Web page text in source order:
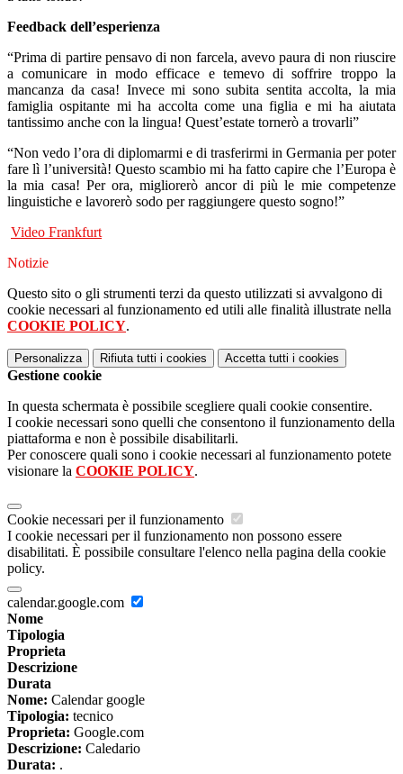
Feedback dell’esperienza
“Prima di partire pensavo di non farcela, avevo paura di non riuscire
a comunicare in modo efficace e temevo di soffrire troppo la
mancanza da casa! Invece mi sono subita sentita accolta, la mia
famiglia ospitante mi ha accolta come una figlia e mi ha aiutata
tantissimo anche con la lingua! Quest’estate tornerò a trovarli”
“Non vedo l’ora di diplomarmi e di trasferirmi in Germania per poter
fare lì l’università! Questo scambio mi ha fatto capire che l’Europa è
la mia casa! Per ora, migliorerò ancor di più le mie competenze
linguistiche e lavorerò sodo per raggiungere questo sogno!”
Video Frankfurt
Notizie
Questo sito o gli strumenti terzi da questo utilizzati si avvalgono di
cookie necessari al funzionamento ed utili alle finalità illustrate nella
COOKIE POLICY.
Personalizza Rifiuta tutti i cookies Accetta tutti i cookies
Gestione cookie
In questa schermata è possibile scegliere quali cookie consentire.
I cookie necessari sono quelli che consentono il funzionamento della
piattaforma e non è possibile disabilitarli.
Per conoscere quali sono i cookie necessari al funzionamento potete
visionare la COOKIE POLICY.
Cookie necessari per il funzionamento
I cookie necessari per il funzionamento non possono essere
disabilitati. È possibile consultare l'elenco nella pagina della cookie
policy.
calendar.google.com
Nome
Tipologia
Proprieta
Descrizione
Durata
Nome: Calendar google
Tipologia: tecnico
Proprieta: Google.com
Descrizione: Caledario
Durata: .